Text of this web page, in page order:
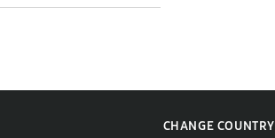
CHANGE COUNTRY